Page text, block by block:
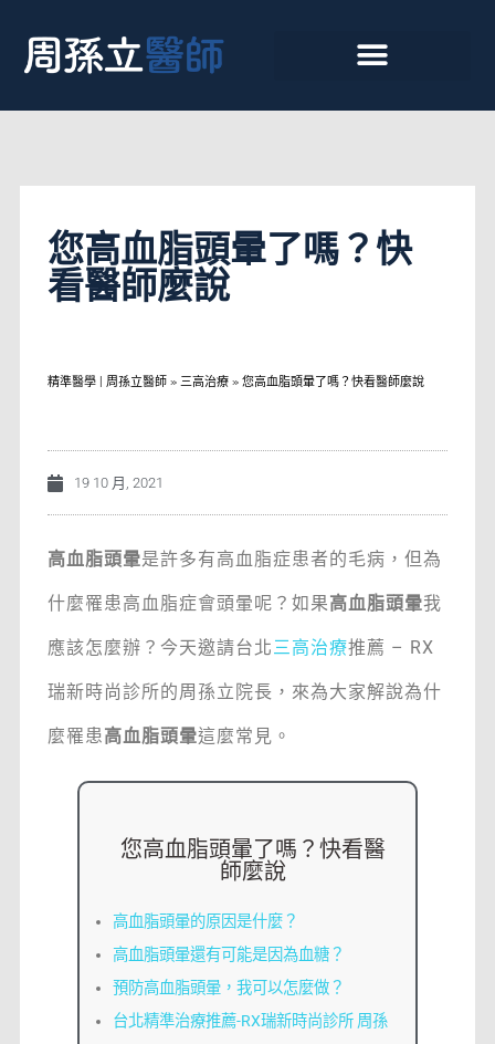
您高血脂頭暈了嗎？快
看醫師麼說
精準醫學 | 周孫立醫師 » 三高治療 » 您高血脂頭暈了嗎？快看醫師麼說
19 10 月, 2021
高血脂頭暈是許多有高血脂症患者的毛病，但為
什麼罹患高血脂症會頭暈呢？如果高血脂頭暈我
應該怎麼辦？今天邀請台北三高治療推薦 – RX
瑞新時尚診所的周孫立院長，來為大家解說為什
麼罹患高血脂頭暈這麼常見。
您高血脂頭暈了嗎？快看醫
師麼說
高血脂頭暈的原因是什麼？
高血脂頭暈還有可能是因為血糖？
預防高血脂頭暈，我可以怎麼做？
台北精準治療推薦-RX瑞新時尚診所 周孫